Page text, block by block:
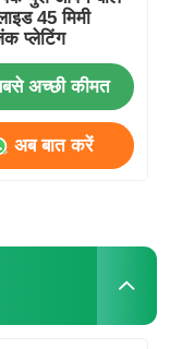
45 मिमी
प्लेटिंग
अच्छी कीमत
अब बात करें